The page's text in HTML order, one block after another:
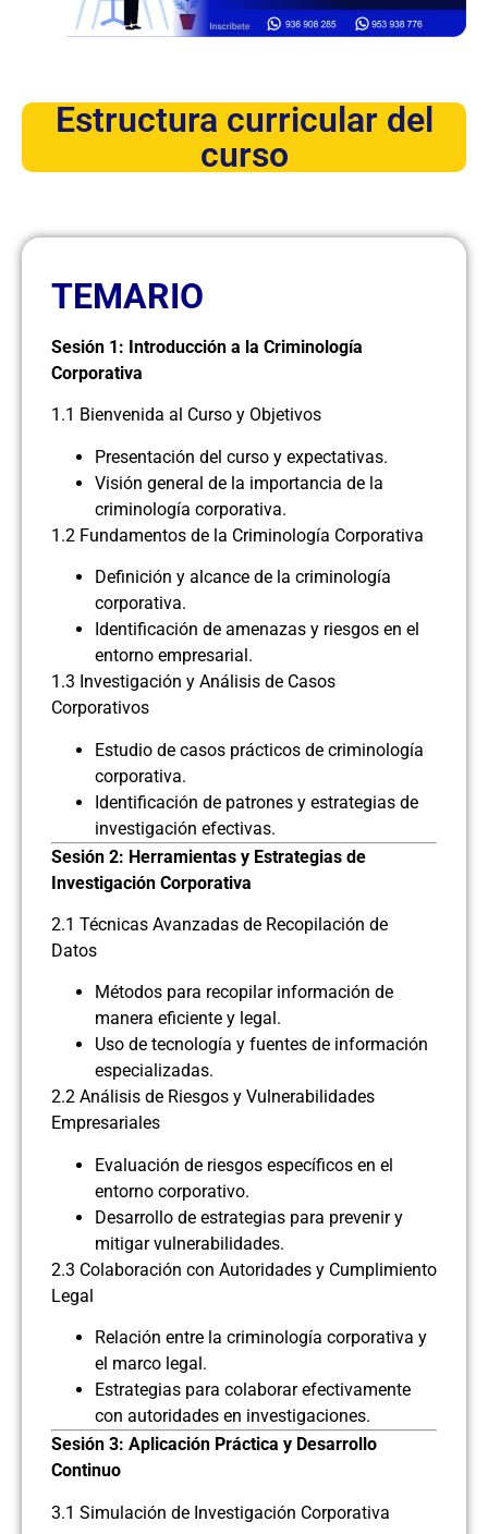
Estructura curricular del
curso
TEMARIO
Sesión 1: Introducción a la Criminología
Corporativa
1.1 Bienvenida al Curso y Objetivos
Presentación del curso y expectativas.
Visión general de la importancia de la
criminología corporativa.
1.2 Fundamentos de la Criminología Corporativa
Definición y alcance de la criminología
corporativa.
Identificación de amenazas y riesgos en el
entorno empresarial.
1.3 Investigación y Análisis de Casos
Corporativos
Estudio de casos prácticos de criminología
corporativa.
Identificación de patrones y estrategias de
investigación efectivas.
Sesión 2: Herramientas y Estrategias de
Investigación Corporativa
2.1 Técnicas Avanzadas de Recopilación de
Datos
Métodos para recopilar información de
manera eficiente y legal.
Uso de tecnología y fuentes de información
especializadas.
2.2 Análisis de Riesgos y Vulnerabilidades
Empresariales
Evaluación de riesgos específicos en el
entorno corporativo.
Desarrollo de estrategias para prevenir y
mitigar vulnerabilidades.
2.3 Colaboración con Autoridades y Cumplimiento
Legal
Relación entre la criminología corporativa y
el marco legal.
Estrategias para colaborar efectivamente
con autoridades en investigaciones.
Sesión 3: Aplicación Práctica y Desarrollo
Continuo
3.1 Simulación de Investigación Corporativa